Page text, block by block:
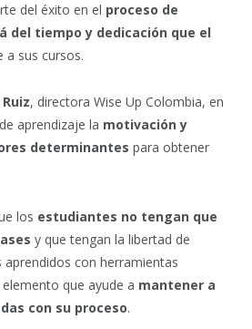
del éxito en el proceso de
del tiempo y dedicación que el
a sus cursos.
, directora Wise Up Colombia, en
aprendizaje la motivación y
determinantes para obtener
los estudiantes no tengan que
y que tengan la libertad de
con herramientas
que ayude a mantener a
con su proceso.